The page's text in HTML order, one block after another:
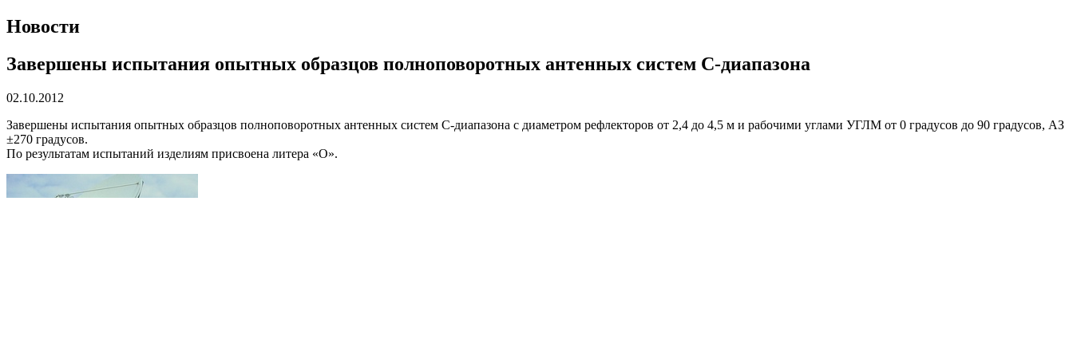
Новости
Завершены испытания опытных образцов полноповоротных антенных систем С-диапазона
02.10.2012
Завершены испытания опытных образцов полноповоротных антенных систем С-диапазона с диаметром рефлекторов от 2,4 до 4,5 м и рабочими углами УГЛМ от 0 градусов до 90 градусов, АЗ
±270 градусов.
По результатам испытаний изделиям присвоена литера «О».